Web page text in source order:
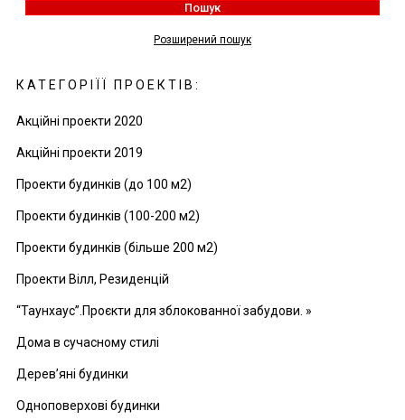
Пошук
Розширений пошук
КАТЕГОРІЇЇ ПРОЕКТІВ:
Акційні проекти 2020
Акційні проекти 2019
Проекти будинків (до 100 м2)
Проекти будинків (100-200 м2)
Проекти будинків (більше 200 м2)
Проекти Вілл, Резиденцій
“Таунхаус”.Проєкти для зблокованної забудови. »
Дома в сучасному стилі
Дерев’яні будинки
Одноповерхові будинки